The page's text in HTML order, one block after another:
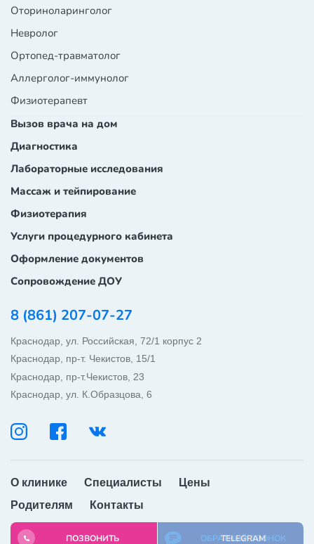
ПОЗВОНИТЬ ОБРАТНЫЙ ЗВОНОК
8 (861) 207-07-27
Краснодар, ул. Российская, 72/1 корпус 2
Краснодар, пр-т. Чекистов, 15/1
Краснодар, пр-т.Чекистов, 23
Краснодар, ул. К.Образцова, 6
Оториноларинголог
Невролог
Ортопед-травматолог
Аллерголог-иммунолог
Физиотерапевт
Вызов врача на дом
Диагностика
Лабораторные исследования
Массаж и тейпирование
Физиотерапия
Услуги процедурного кабинета
Оформление документов
Сопровождение ДОУ
О клинике Специалисты
Цены
Родителям
Контакты